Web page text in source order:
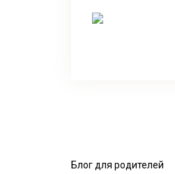
Блог для родителей